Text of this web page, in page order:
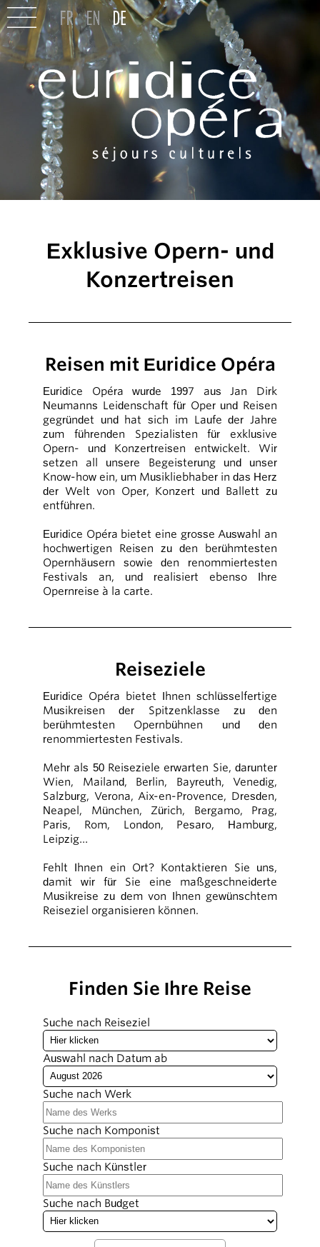
Exklusive Opern- und
Konzertreisen
Reisen mit Euridice Opéra
Euridice Opéra wurde 1997 aus Jan Dirk
Neumanns Leidenschaft für Oper und Reisen
gegründet und hat sich im Laufe der Jahre
zum führenden Spezialisten für exklusive
Opern- und Konzertreisen entwickelt. Wir
setzen all unsere Begeisterung und unser
Know-how ein, um Musikliebhaber in das Herz
der Welt von Oper, Konzert und Ballett zu
entführen.
Euridice Opéra bietet eine grosse Auswahl an
hochwertigen Reisen zu den berühmtesten
Opernhäusern sowie den renommiertesten
Festivals an, und realisiert ebenso Ihre
Opernreise à la carte.
Reiseziele
Euridice Opéra bietet Ihnen schlüsselfertige
Musikreisen der Spitzenklasse zu den
berühmtesten Opernbühnen und den
renommiertesten Festivals.
Mehr als 50 Reiseziele erwarten Sie, darunter
Wien, Mailand, Berlin, Bayreuth, Venedig,
Salzburg, Verona, Aix-en-Provence, Dresden,
Neapel, München, Zürich, Bergamo, Prag,
Paris, Rom, London, Pesaro, Hamburg,
Leipzig…
Fehlt Ihnen ein Ort? Kontaktieren Sie uns,
damit wir für Sie eine maßgeschneiderte
Musikreise zu dem von Ihnen gewünschtem
Reiseziel organisieren können.
Finden Sie Ihre Reise
Suche nach Reiseziel
Auswahl nach Datum ab
Suche nach Werk
Suche nach Komponist
Suche nach Künstler
Suche nach Budget